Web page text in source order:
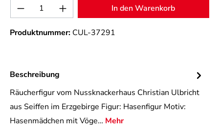
Produkt Anzahl: Gib den gewünschten
In den Warenkorb
Produktnummer: CUL-37291
Beschreibung
Räucherfigur vom Nussknackerhaus Christian Ulbricht
aus Seiffen im Erzgebirge Figur: Hasenfigur Motiv:
Hasenmädchen mit Vöge… Mehr